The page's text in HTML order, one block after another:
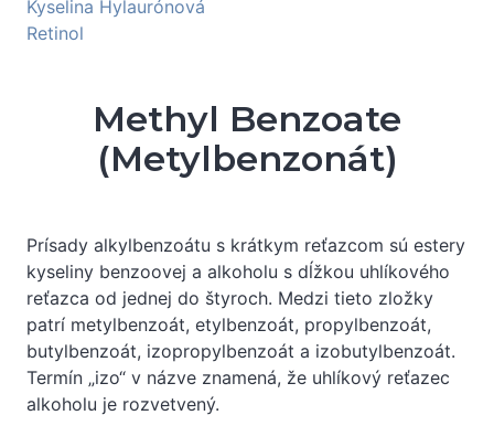
Kyselina Hylaurónová
Retinol
Methyl Benzoate
(Metylbenzonát)
Prísady alkylbenzoátu s krátkym reťazcom sú estery
kyseliny benzoovej a alkoholu s dĺžkou uhlíkového
reťazca od jednej do štyroch. Medzi tieto zložky
patrí metylbenzoát, etylbenzoát, propylbenzoát,
butylbenzoát, izopropylbenzoát a izobutylbenzoát.
Termín „izo“ v názve znamená, že uhlíkový reťazec
alkoholu je rozvetvený.